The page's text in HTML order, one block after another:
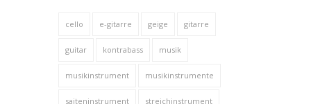
cello e-gitarre geige gitarre
guitar kontrabass musik
musikinstrument musikinstrumente
saiteninstrument streichinstrument